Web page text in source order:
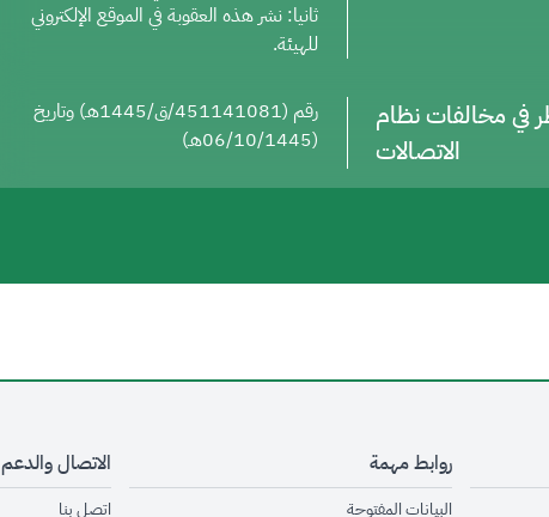
ثانيا: نشر هذه العقوبة في الموقع الإلكتروني
للهيئة.
في مخالفات نظام
الاتصالات
رقم (451141081/ق/1445هـ) وتاريخ
(06/10/1445هـ)
روابط مهمة
البيانات المفتوحةopens in new window
الاتصال والدعم
اتصل بنا